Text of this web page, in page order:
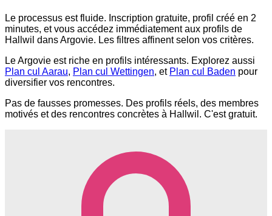
Le processus est fluide. Inscription gratuite, profil créé en 2
minutes, et vous accédez immédiatement aux profils de
Hallwil dans Argovie. Les filtres affinent selon vos critères.
Le Argovie est riche en profils intéressants. Explorez aussi
Plan cul Aarau, Plan cul Wettingen, et Plan cul Baden pour
diversifier vos rencontres.
Pas de fausses promesses. Des profils réels, des membres
motivés et des rencontres concrètes à Hallwil. C'est gratuit.